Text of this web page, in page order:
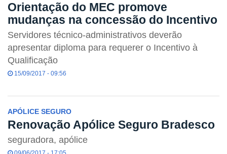
Orientação do MEC promove
mudanças na concessão do Incentivo
Servidores técnico-administrativos deverão
apresentar diploma para requerer o Incentivo à
Qualificação
15/09/2017 - 09:56
APÓLICE SEGURO
Renovação Apólice Seguro Bradesco
seguradora, apólice